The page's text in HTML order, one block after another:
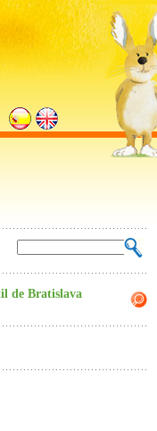
de Bratislava